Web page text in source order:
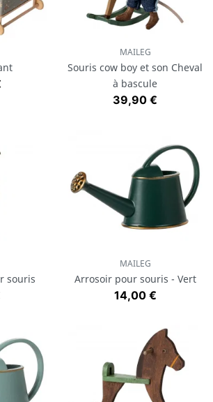
MAILEG
Souris cow boy et son Cheval
à bascule
Prix
39,90 €
souris
MAILEG
Arrosoir pour souris - Vert
Prix
14,00 €